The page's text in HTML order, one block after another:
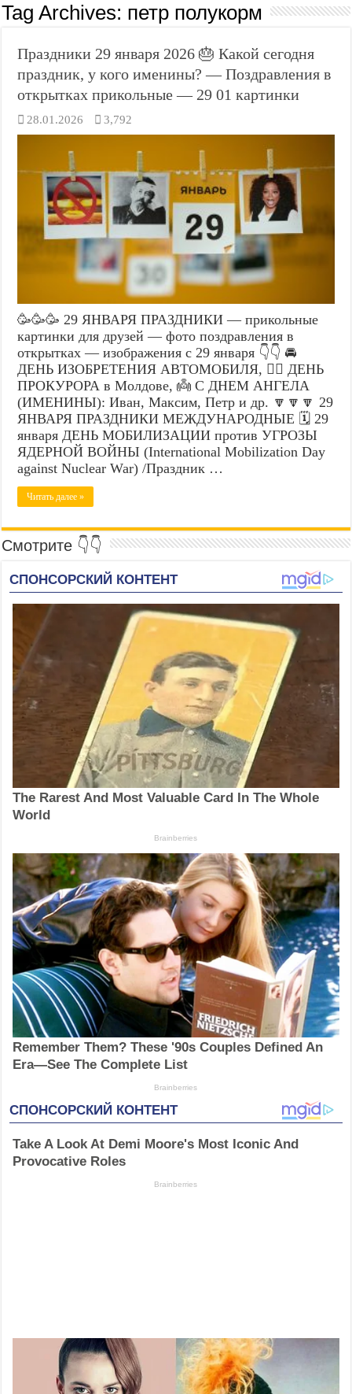
Tag Archives: петр полукорм
Праздники 29 января 2026 🎂 Какой сегодня
праздник, у кого именины? — Поздравления в
открытках прикольные — 29 01 картинки
28.01.2026 3,792
🥳🥳🥳 29 ЯНВАРЯ ПРАЗДНИКИ — прикольные
картинки для друзей — фото поздравления в
открытках — изображения с 29 января 👇👇 🚘
ДЕНЬ ИЗОБРЕТЕНИЯ АВТОМОБИЛЯ, 👨‍⚖️ ДЕНЬ
ПРОКУРОРА в Молдове, 👼 С ДНЕМ АНГЕЛА
(ИМЕНИНЫ): Иван, Максим, Петр и др. 🔽🔽🔽 29
ЯНВАРЯ ПРАЗДНИКИ МЕЖДУНАРОДНЫЕ 🗓️ 29
января ДЕНЬ МОБИЛИЗАЦИИ против УГРОЗЫ
ЯДЕРНОЙ ВОЙНЫ (International Mobilization Day
against Nuclear War) /Праздник …
Читать далее »
Смотрите 👇👇